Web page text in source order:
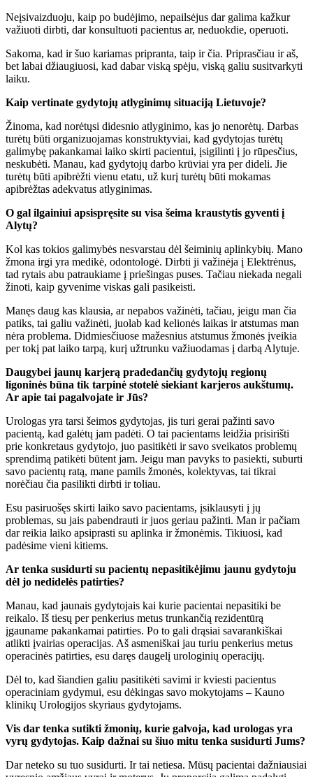
Neįsivaizduoju, kaip po budėjimo, nepailsėjus dar galima kažkur
važiuoti dirbti, dar konsultuoti pacientus ar, neduokdie, operuoti.
Sakoma, kad ir šuo kariamas pripranta, taip ir čia. Priprasčiau ir aš,
bet labai džiaugiuosi, kad dabar viską spėju, viską galiu susitvarkyti
laiku.
Kaip vertinate gydytojų atlyginimų situaciją Lietuvoje?
Žinoma, kad norėtųsi didesnio atlyginimo, kas jo nenorėtų. Darbas
turėtų būti organizuojamas konstruktyviai, kad gydytojas turėtų
galimybę pakankamai laiko skirti pacientui, įsigilinti į jo rūpesčius,
neskubėti. Manau, kad gydytojų darbo krūviai yra per dideli. Jie
turėtų būti apibrėžti vienu etatu, už kurį turėtų būti mokamas
apibrėžtas adekvatus atlyginimas.
O gal ilgainiui apsispręsite su visa šeima kraustytis gyventi į
Alytų?
Kol kas tokios galimybės nesvarstau dėl šeiminių aplinkybių. Mano
žmona irgi yra medikė, odontologė. Dirbti ji važinėja į Elektrėnus,
tad rytais abu patraukiame į priešingas puses. Tačiau niekada negali
žinoti, kaip gyvenime viskas gali pasikeisti.
Manęs daug kas klausia, ar nepabos važinėti, tačiau, jeigu man čia
patiks, tai galiu važinėti, juolab kad kelionės laikas ir atstumas man
nėra problema. Didmiesčiuose mažesnius atstumus žmonės įveikia
per tokį pat laiko tarpą, kurį užtrunku važiuodamas į darbą Alytuje.
Daugybei jaunų karjerą pradedančių gydytojų regionų
ligoninės būna tik tarpinė stotelė siekiant karjeros aukštumų.
Ar apie tai pagalvojate ir Jūs?
Urologas yra tarsi šeimos gydytojas, jis turi gerai pažinti savo
pacientą, kad galėtų jam padėti. O tai pacientams leidžia prisirišti
prie konkretaus gydytojo, juo pasitikėti ir savo sveikatos problemų
sprendimą patikėti būtent jam. Jeigu man pavyks to pasiekti, suburti
savo pacientų ratą, mane pamils žmonės, kolektyvas, tai tikrai
norėčiau čia pasilikti dirbti ir toliau.
Esu pasiruošęs skirti laiko savo pacientams, įsiklausyti į jų
problemas, su jais pabendrauti ir juos geriau pažinti. Man ir pačiam
dar reikia laiko apsiprasti su aplinka ir žmonėmis. Tikiuosi, kad
padėsime vieni kitiems.
Ar tenka susidurti su pacientų nepasitikėjimu jaunu gydytoju
dėl jo nedidelės patirties?
Manau, kad jaunais gydytojais kai kurie pacientai nepasitiki be
reikalo. Iš tiesų per penkerius metus trunkančią rezidentūrą
įgauname pakankamai patirties. Po to gali drąsiai savarankiškai
atlikti įvairias operacijas. Aš asmeniškai jau turiu penkerius metus
operacinės patirties, esu daręs daugelį urologinių operacijų.
Dėl to, kad šiandien galiu pasitikėti savimi ir kviesti pacientus
operaciniam gydymui, esu dėkingas savo mokytojams – Kauno
klinikų Urologijos skyriaus gydytojams.
Vis dar tenka sutikti žmonių, kurie galvoja, kad urologas yra
vyrų gydytojas. Kaip dažnai su šiuo mitu tenka susidurti Jums?
Dar neteko su tuo susidurti. Ir tai netiesa. Mūsų pacientai dažniausiai